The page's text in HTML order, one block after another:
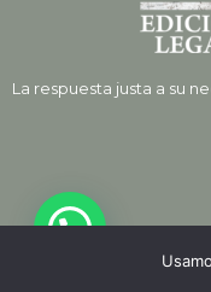
La respuesta justa a su